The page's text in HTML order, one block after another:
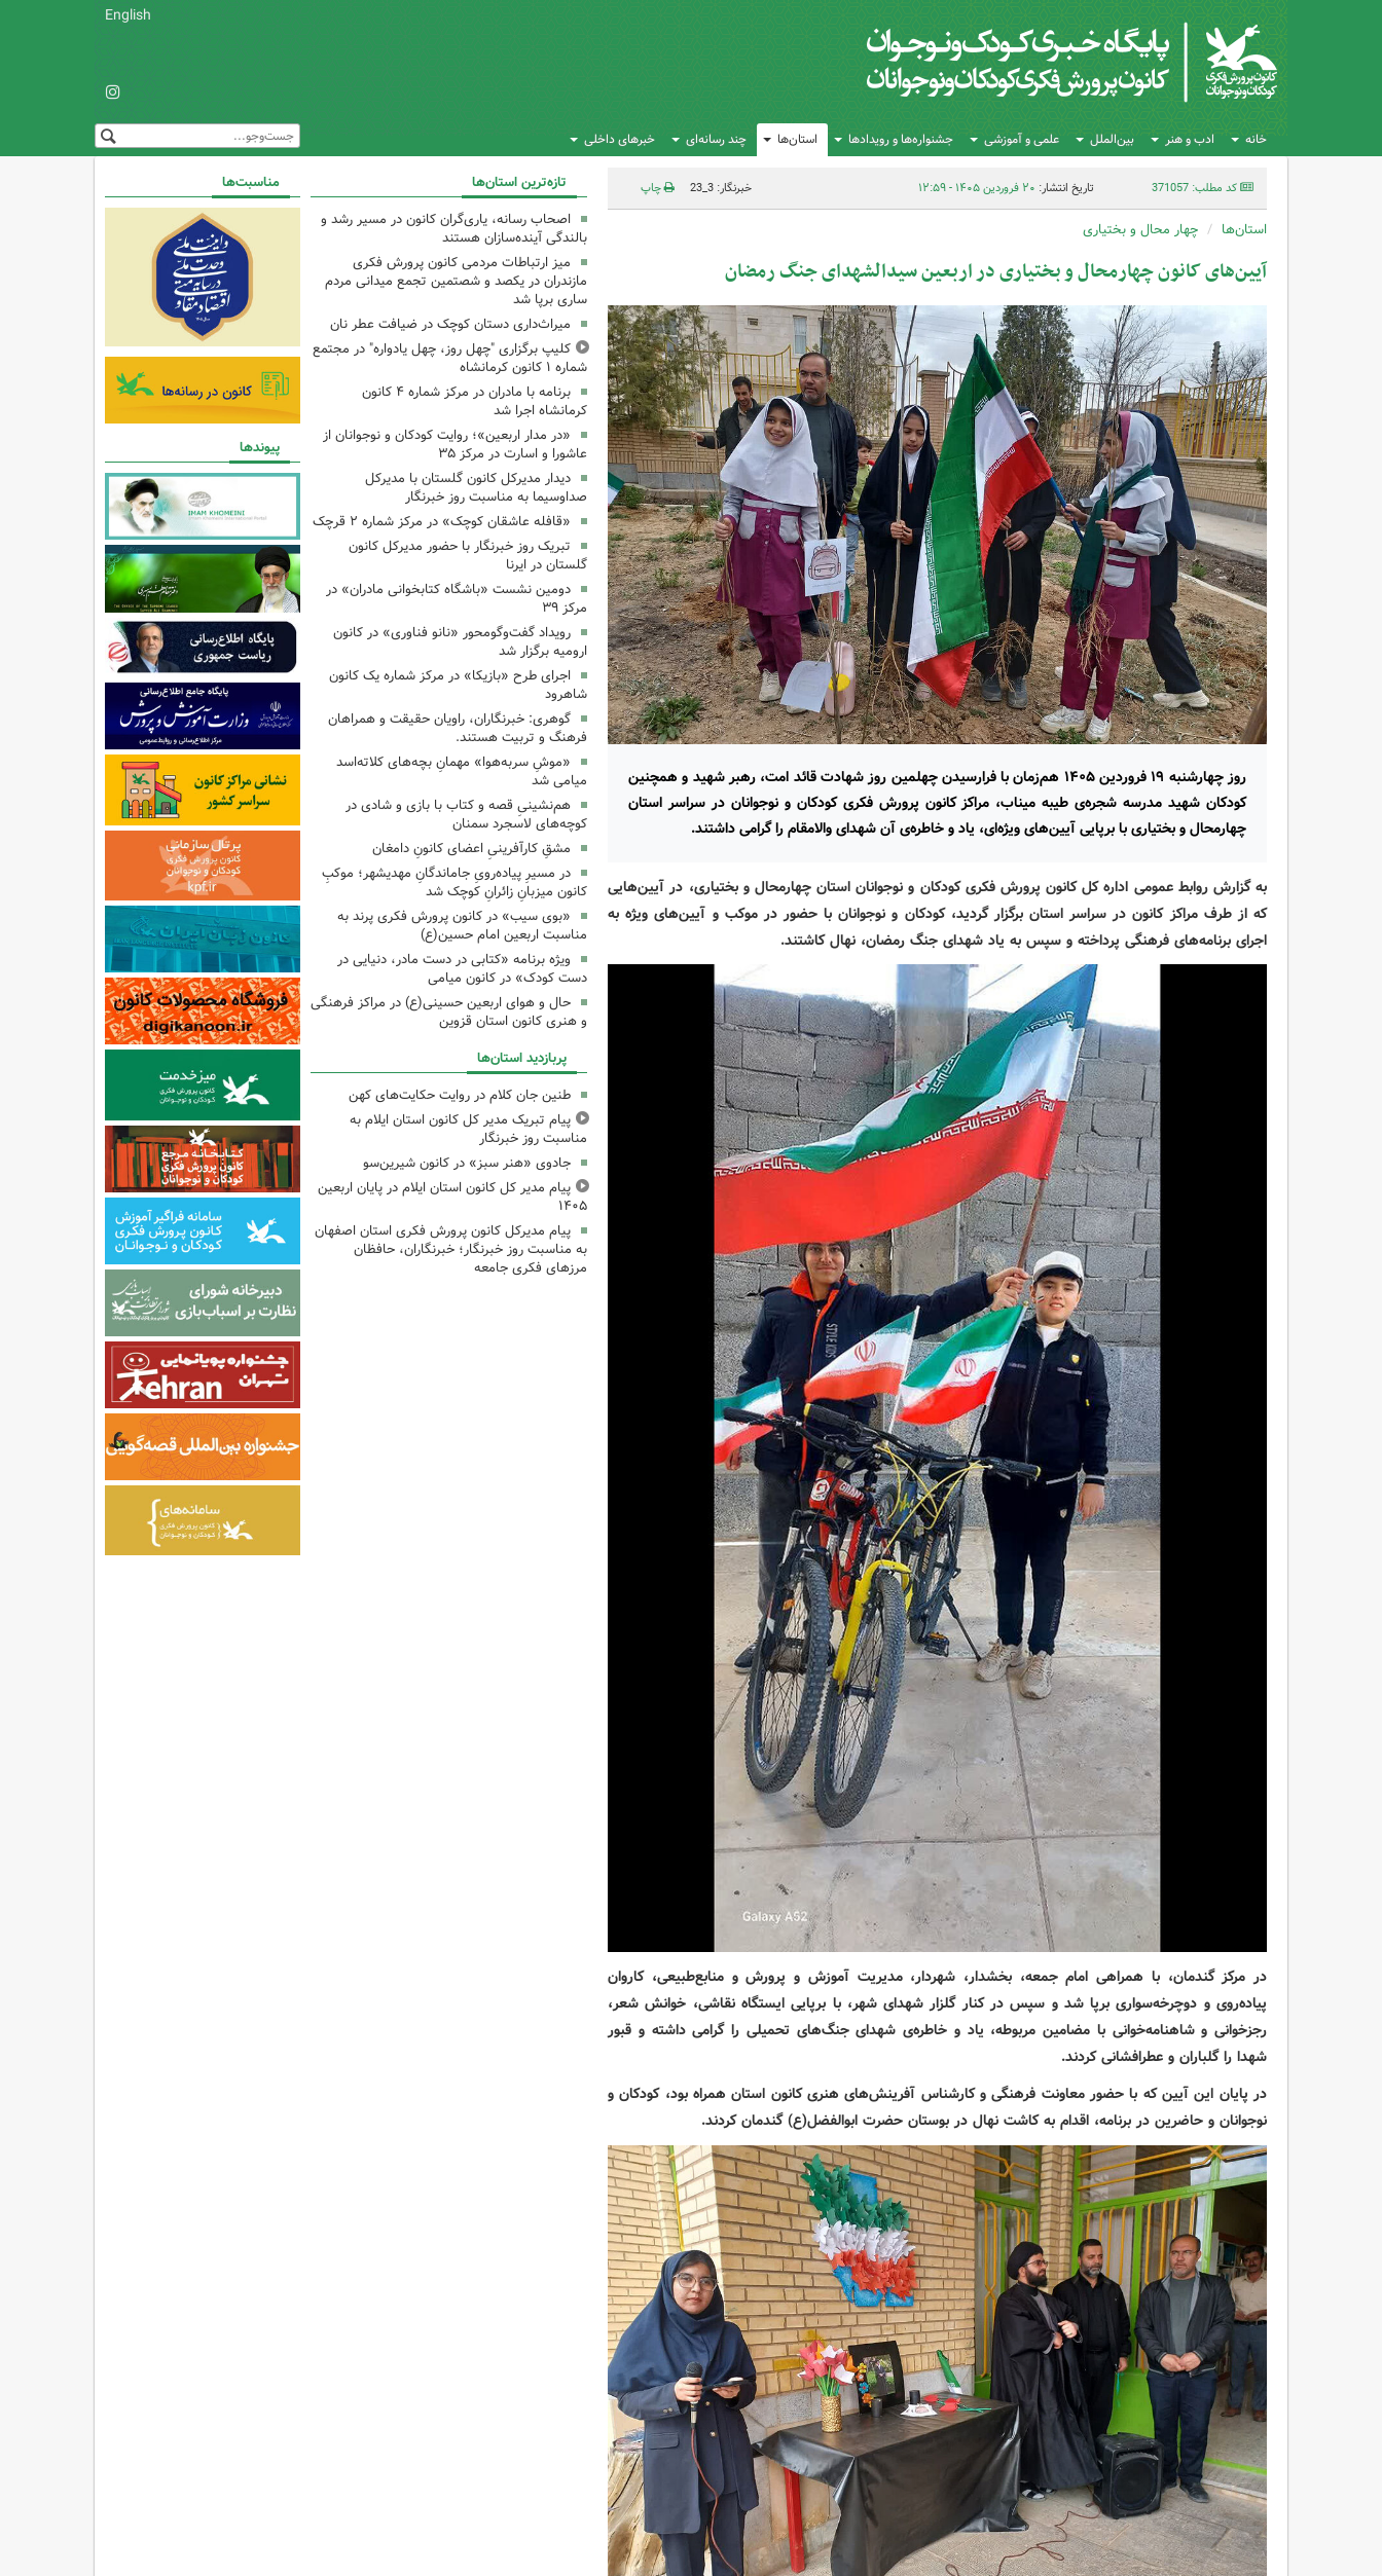
English
خانه ادب و هنر بین‌الملل علمی و آموزشی جشنواره‌ها و رویدادها استان‌ها چند رسانه‌ای خبرهای داخلی
کد مطلب: 371057 تاریخ انتشار: ۲۰ فروردین ۱۴۰۵ - ۱۲:۵۹ خبرنگار: 3_23 چاپ
استان‌ها چهار محال و بختیاری
آیین‌های کانون‌ چهارمحال و بختیاری در اربعین سیدالشهدای جنگ رمضان
روز چهارشنبه ۱۹ فروردین ۱۴۰۵ هم‌زمان با فرارسیدن چهلمین روز شهادت قائد امت، رهبر شهید و همچنین
کودکان شهید مدرسه شجره‌ی طیبه میناب، مراکز کانون پرورش فکری کودکان و نوجوانان در سراسر استان
چهارمحال و بختیاری با برپایی آیین‌های ویژه‌ای، یاد و خاطره‌ی آن شهدای والامقام را گرامی‌ داشتند.
به گزارش روابط عمومی اداره کل کانون پرورش فکری کودکان و نوجوانان استان چهارمحال و بختیاری، در آیین‌هایی
که از طرف مراکز کانون در سراسر استان برگزار گردید، کودکان و نوجوانان با حضور در موکب و آیین‌های ویژه به
اجرای برنامه‌های فرهنگی پرداخته و سپس به یاد شهدای جنگ رمضان، نهال کاشتند.
در مرکز گندمان، با همراهی امام جمعه، بخشدار، شهردار، مدیریت آموزش و پرورش و منابع‌طبیعی، کاروان
پیاده‌روی و دوچرخه‌سواری برپا شد و سپس در کنار گلزار شهدای شهر، با برپایی ایستگاه نقاشی، خوانش شعر،
رجزخوانی و شاهنامه‌خوانی با مضامین مربوطه، یاد و خاطره‌ی شهدای جنگ‌های تحمیلی را گرامی داشته و قبور
شهدا را گلباران و عطرافشانی کردند.
در پایان این آیین که با حضور معاونت فرهنگی و کارشناس آفرینش‌های هنری کانون استان همراه بود، کودکان و
نوجوانان و حاضرین در برنامه، اقدام به کاشت نهال در بوستان حضرت ابوالفضل(ع) گندمان کردند.
تازه‌ترین استان‌ها
اصحاب رسانه، یاری‌گران کانون در مسیر رشد و
بالندگی آینده‌سازان هستند
میز ارتباطات مردمی کانون پرورش فکری
مازندران در یکصد و شصتمین تجمع میدانی مردم
ساری برپا شد
میراث‌داری دستان کوچک در ضیافت عطر نان
کلیپ برگزاری "چهل روز، چهل یادواره" در مجتمع
شماره ۱ کانون کرمانشاه
برنامه با مادران در مرکز شماره ۴ کانون
کرمانشاه اجرا شد
«در مدار اربعین»؛ روایت کودکان و نوجوانان از
عاشورا و اسارت در مرکز ۳۵
دیدار مدیرکل کانون گلستان با مدیرکل
صداوسیما به مناسبت روز خبرنگار
«قافله عاشقان کوچک» در مرکز شماره ۲ قرچک
تبریک روز خبرنگار با حضور مدیرکل کانون
گلستان در ایرنا
دومین نشست «باشگاه کتابخوانی مادران» در
مرکز ۳۹
رویداد گفت‌وگومحور «نانو فناوری» در کانون
ارومیه برگزار شد
اجرای طرح «بازیکا» در مرکز شماره یک کانون
شاهرود
گوهری: خبرنگاران، راویان حقیقت و همراهان
فرهنگ و تربیت هستند.
«موشِ سربه‌هوا» مهمانِ بچه‌های کلاته‌اسد
میامی شد
هم‌نشینیِ قصه و کتاب با بازی و شادی در
کوچه‌های لاسجرد سمنان
مشقِ کارآفرینیِ اعضای کانونِ دامغان
در مسیرِ پیاده‌رویِ جاماندگانِ مهدیشهر؛ موکبِ
کانون میزبانِ زائرانِ کوچک شد
«بوی سیب» در کانون پرورش فکری پرند به
مناسبت اربعین امام حسین(ع)
ویژه برنامه «کتابی در دست مادر، دنیایی در
دست کودک» در کانون میامی
حال و هوای اربعین حسینی(ع) در مراکز فرهنگی
و هنری کانون استان قزوین
پربازدید استان‌ها
طنین جان کلام در روایت حکایت‌های کهن
پیام تبریک مدیر کل کانون استان ایلام به
مناسبت روز خبرنگار
جادوی «هنر سبز» در کانون شیرین‌سو
پیام مدیر کل کانون استان ایلام در پایان اربعین
۱۴۰۵
پیام مدیرکل کانون پرورش فکری استان اصفهان
به مناسبت روز خبرنگار؛ خبرنگاران، حافظان
مرزهای فکری جامعه
مناسبت‌ها
پیوندها